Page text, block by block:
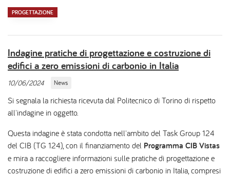
PROGETTAZIONE
Indagine pratiche di progettazione e costruzione di
edifici a zero emissioni di carbonio in Italia
10/06/2024 News
Si segnala la richiesta ricevuta dal Politecnico di Torino di rispetto
all'indagine in oggetto.
Questa indagine è stata condotta nell'ambito del Task Group 124
del CIB (TG 124), con il finanziamento del Programma CIB Vistas
e mira a raccogliere informazioni sulle pratiche di progettazione e
costruzione di edifici a zero emissioni di carbonio in Italia, compresi